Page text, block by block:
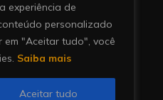
experiência de
personalizado
"Aceitar tudo", você
Saiba mais
Aceitar tudo